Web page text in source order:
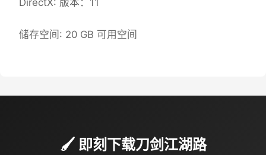
储存空间: 20 GB 可用空间
🖌️ 即刻下载刀剑江湖路